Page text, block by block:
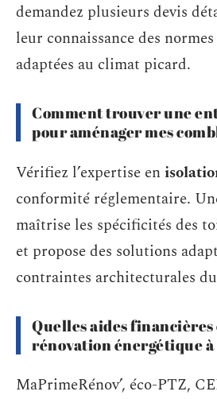
demandez plusieurs devis
leur connaissance des
adaptées au climat picard.
Comment trouver une
pour aménager mes
Vérifiez l’expertise en
conformité réglementaire.
maîtrise les spécificités des
et propose des solutions
contraintes architecturales
Quelles aides
rénovation énergétique à
MaPrimeRénov’, éco-PTZ,